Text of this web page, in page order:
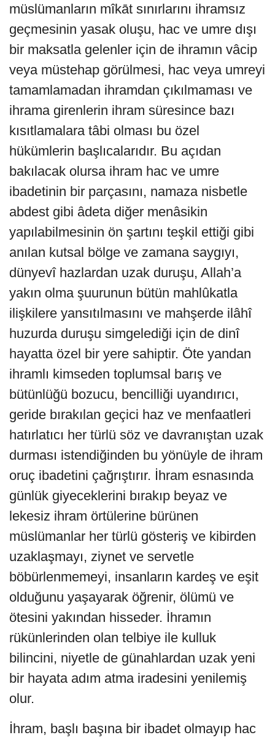
müslümanların mîkāt sınırlarını ihramsız
geçmesinin yasak oluşu, hac ve umre dışı
bir maksatla gelenler için de ihramın vâcip
veya müstehap görülmesi, hac veya umreyi
tamamlamadan ihramdan çıkılmaması ve
ihrama girenlerin ihram süresince bazı
kısıtlamalara tâbi olması bu özel
hükümlerin başlıcalarıdır. Bu açıdan
bakılacak olursa ihram hac ve umre
ibadetinin bir parçasını, namaza nisbetle
abdest gibi âdeta diğer menâsikin
yapılabilmesinin ön şartını teşkil ettiği gibi
anılan kutsal bölge ve zamana saygıyı,
dünyevî hazlardan uzak duruşu, Allah’a
yakın olma şuurunun bütün mahlûkatla
ilişkilere yansıtılmasını ve mahşerde ilâhî
huzurda duruşu simgelediği için de dinî
hayatta özel bir yere sahiptir. Öte yandan
ihramlı kimseden toplumsal barış ve
bütünlüğü bozucu, bencilliği uyandırıcı,
geride bırakılan geçici haz ve menfaatleri
hatırlatıcı her türlü söz ve davranıştan uzak
durması istendiğinden bu yönüyle de ihram
oruç ibadetini çağrıştırır. İhram esnasında
günlük giyeceklerini bırakıp beyaz ve
lekesiz ihram örtülerine bürünen
müslümanlar her türlü gösteriş ve kibirden
uzaklaşmayı, ziynet ve servetle
böbürlenmemeyi, insanların kardeş ve eşit
olduğunu yaşayarak öğrenir, ölümü ve
ötesini yakından hisseder. İhramın
rükünlerinden olan telbiye ile kulluk
bilincini, niyetle de günahlardan uzak yeni
bir hayata adım atma iradesini yenilemiş
olur.
İhram, başlı başına bir ibadet olmayıp hac